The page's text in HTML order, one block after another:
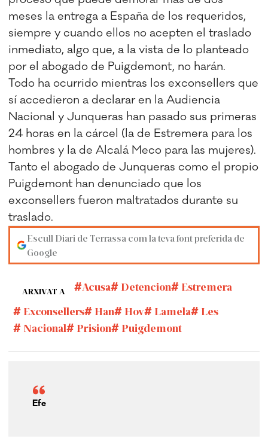
meses la entrega a España de los requeridos,
siempre y cuando ellos no acepten el traslado
inmediato, algo que, a la vista de lo planteado
por el abogado de Puigdemont, no harán.
Todo ha ocurrido mientras los exconsellers que
sí accedieron a declarar en la Audiencia
Nacional y Junqueras han pasado sus primeras
24 horas en la cárcel (la de Estremera para los
hombres y la de Alcalá Meco para las mujeres).
Tanto el abogado de Junqueras como el propio
Puigdemont han denunciado que los
exconsellers fueron maltratados durante su
traslado.
Escull Diari de Terrassa com la teva font preferida de
Google
ARXIVAT A Acusa Detencion
Estremera
Exconsellers
Han Hoy Lamela
Les
Nacional
Prision Puigdemont
Efe